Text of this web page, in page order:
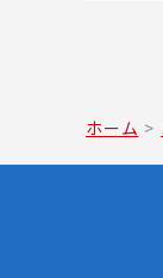
ホーム >